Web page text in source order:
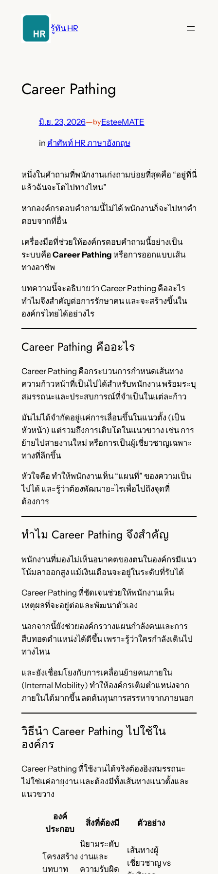
รู้ทัน HR
Career Pathing
มิ.ย. 23, 2026—byEsteeMATE
in คำศัพท์ HR ภาษาอังกฤษ
หนึ่งในคำถามที่พนักงานเก่งถามบ่อยที่สุดคือ “อยู่ที่นี่
แล้วฉันจะโตไปทางไหน”
หากองค์กรตอบคำถามนี้ไม่ได้ พนักงานก็จะไปหาคำ
ตอบจากที่อื่น
เครื่องมือที่ช่วยให้องค์กรตอบคำถามนี้อย่างเป็น
ระบบคือ Career Pathing หรือการออกแบบเส้น
ทางอาชีพ
บทความนี้จะอธิบายว่า Career Pathing คืออะไร
ทำไมจึงสำคัญต่อการรักษาคน และจะสร้างขึ้นใน
องค์กรไทยได้อย่างไร
Career Pathing คืออะไร
Career Pathing คือกระบวนการกำหนดเส้นทาง
ความก้าวหน้าที่เป็นไปได้สำหรับพนักงาน พร้อมระบุ
สมรรถนะและประสบการณ์ที่จำเป็นในแต่ละก้าว
มันไม่ได้จำกัดอยู่แค่การเลื่อนขึ้นในแนวตั้ง (เป็น
หัวหน้า) แต่รวมถึงการเติบโตในแนวขวาง เช่น การ
ย้ายไปสายงานใหม่ หรือการเป็นผู้เชี่ยวชาญเฉพาะ
ทางที่ลึกขึ้น
หัวใจคือ ทำให้พนักงานเห็น “แผนที่” ของความเป็น
ไปได้ และรู้ว่าต้องพัฒนาอะไรเพื่อไปถึงจุดที่
ต้องการ
ทำไม Career Pathing จึงสำคัญ
พนักงานที่มองไม่เห็นอนาคตของตนในองค์กรมีแนว
โน้มลาออกสูง แม้เงินเดือนจะอยู่ในระดับที่รับได้
Career Pathing ที่ชัดเจนช่วยให้พนักงานเห็น
เหตุผลที่จะอยู่ต่อและพัฒนาตัวเอง
นอกจากนี้ยังช่วยองค์กรวางแผนกำลังคนและการ
สืบทอดตำแหน่งได้ดีขึ้น เพราะรู้ว่าใครกำลังเดินไป
ทางไหน
และยังเชื่อมโยงกับการเคลื่อนย้ายคนภายใน
(Internal Mobility) ทำให้องค์กรเติมตำแหน่งจาก
ภายในได้มากขึ้น ลดต้นทุนการสรรหาจากภายนอก
วิธีนำ Career Pathing ไปใช้ใน
องค์กร
Career Pathing ที่ใช้งานได้จริงต้องอิงสมรรถนะ
ไม่ใช่แค่อายุงาน และต้องมีทั้งเส้นทางแนวตั้งและ
แนวขวาง
องค์
ประกอบ
สิ่งที่ต้องมี ตัวอย่าง
โครงสร้าง
บทบาท
นิยามระดับ
งานและ
ความรับผิด
เส้นทางผู้
เชี่ยวชาญ vs